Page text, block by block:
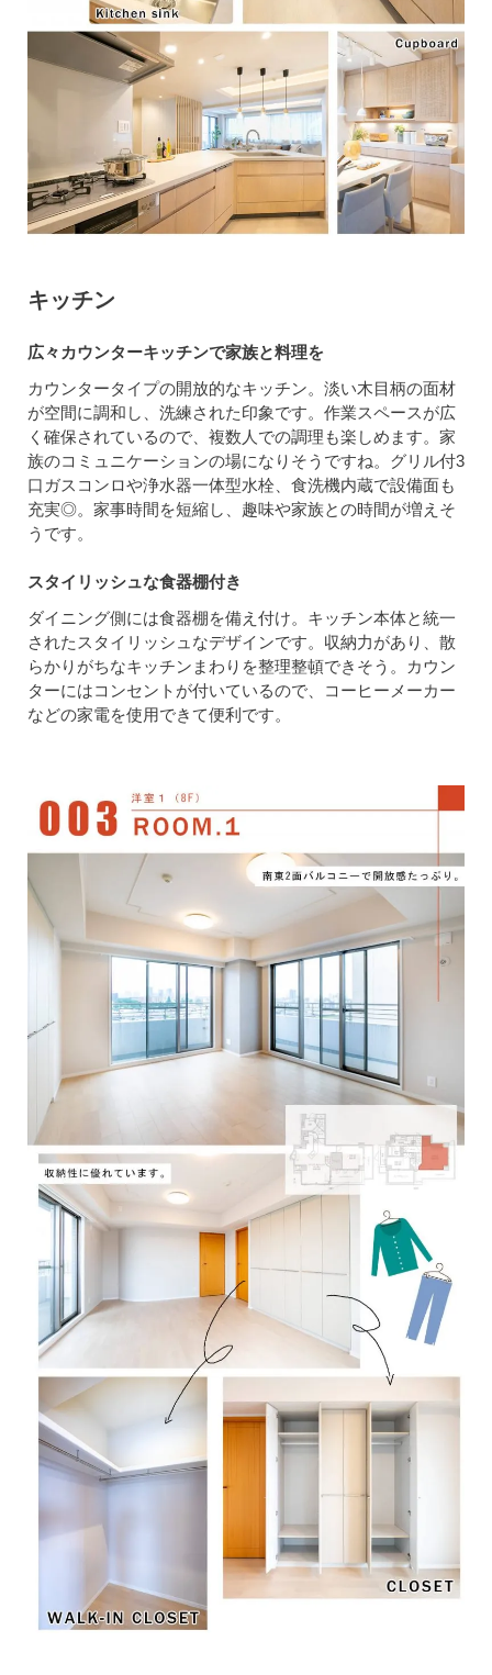
キッチン
広々カウンターキッチンで家族と料理を
カウンタータイプの開放的なキッチン。淡い木目柄の面材
が空間に調和し、洗練された印象です。作業スペースが広
く確保されているので、複数人での調理も楽しめます。家
族のコミュニケーションの場になりそうですね。グリル付3
口ガスコンロや浄水器一体型水栓、食洗機内蔵で設備面も
充実◎。家事時間を短縮し、趣味や家族との時間が増えそ
うです。
スタイリッシュな食器棚付き
ダイニング側には食器棚を備え付け。キッチン本体と統一
されたスタイリッシュなデザインです。収納力があり、散
らかりがちなキッチンまわりを整理整頓できそう。カウン
ターにはコンセントが付いているので、コーヒーメーカー
などの家電を使用できて便利です。